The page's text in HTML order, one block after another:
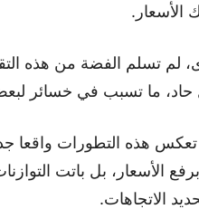
الأسعار.
لم تسلم الفضة من هذه
ما تسبب في خسائر
هذه التطورات واقعا
الأسعار، بل باتت
الاتجاهات.